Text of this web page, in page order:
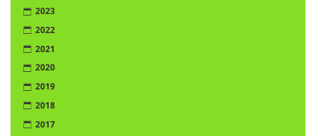
2023
2022
2021
2020
2019
2018
2017